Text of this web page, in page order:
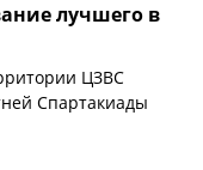
лучшего в
ЦЗВС
Спартакиады